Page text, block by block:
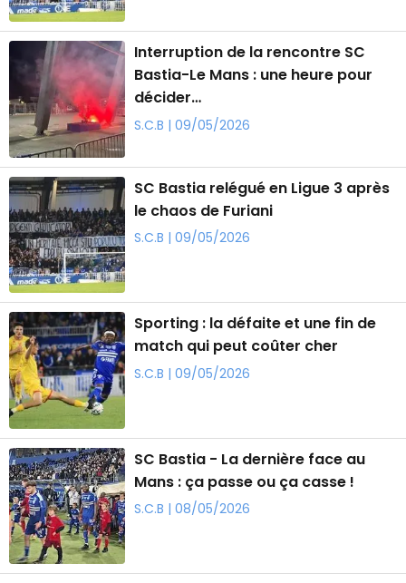
Interruption de la rencontre SC
Bastia-Le Mans : une heure pour
décider…
S.C.B | 09/05/2026
SC Bastia relégué en Ligue 3 après
le chaos de Furiani
S.C.B | 09/05/2026
Sporting : la défaite et une fin de
match qui peut coûter cher
S.C.B | 09/05/2026
SC Bastia - La dernière face au
Mans : ça passe ou ça casse !
S.C.B | 08/05/2026